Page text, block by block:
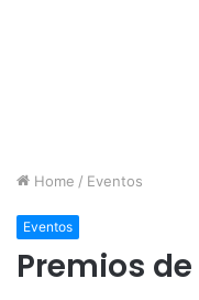
Home / Eventos
Eventos
Premios